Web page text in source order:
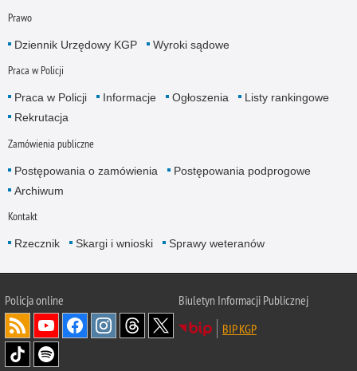
Prawo
Dziennik Urzędowy KGP Wyroki sądowe
Praca w Policji
Praca w Policji Informacje Ogłoszenia
Listy rankingowe
Rekrutacja
Zamówienia publiczne
Postępowania o zamówienia
Postępowania podprogowe
Archiwum
Kontakt
Rzecznik Skargi i wnioski Sprawy weteranów
Policjaonline
Biuletyn Informacji Publicznej
BIP KGP